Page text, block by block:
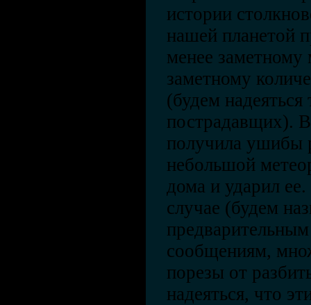
истории
нашей планетой
менее
заметному
(будем надеяться
пострадавщих).
получила ушибы
небольшой
дома и ударил
случае (будем
сообщениям,
порезы от
надеяться, что